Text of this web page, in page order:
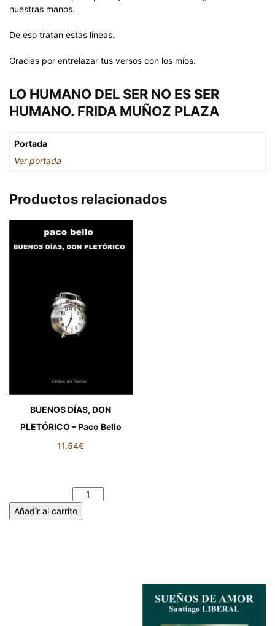
nuestras manos.
De eso tratan estas líneas.
Gracias por entrelazar tus versos con los míos.
LO HUMANO DEL SER NO ES SER
HUMANO. FRIDA MUÑOZ PLAZA
Portada
Ver portada
Productos relacionados
BUENOS DÍAS, DON
PLETÓRICO – Paco Bello
11,54€
Añadir al carrito